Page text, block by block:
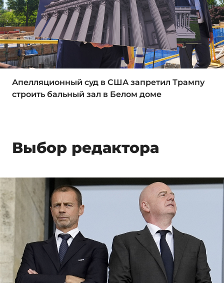
Апелляционный суд в США запретил Трампу
строить бальный зал в Белом доме
Выбор редактора